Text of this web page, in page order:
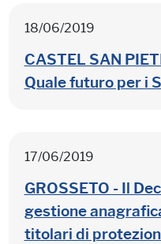
18/06/2019
CASTEL SAN
Quale futuro per i
17/06/2019
GROSSETO - Il
gestione
titolari di